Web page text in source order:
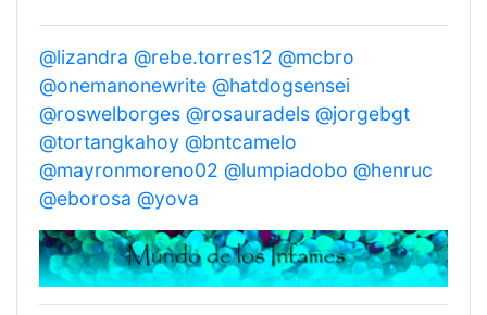
@lizandra @rebe.torres12 @mcbro
@onemanonewrite @hatdogsensei
@roswelborges @rosauradels @jorgebgt
@tortangkahoy @bntcamelo
@mayronmoreno02 @lumpiadobo @henruc
@eborosa @yova